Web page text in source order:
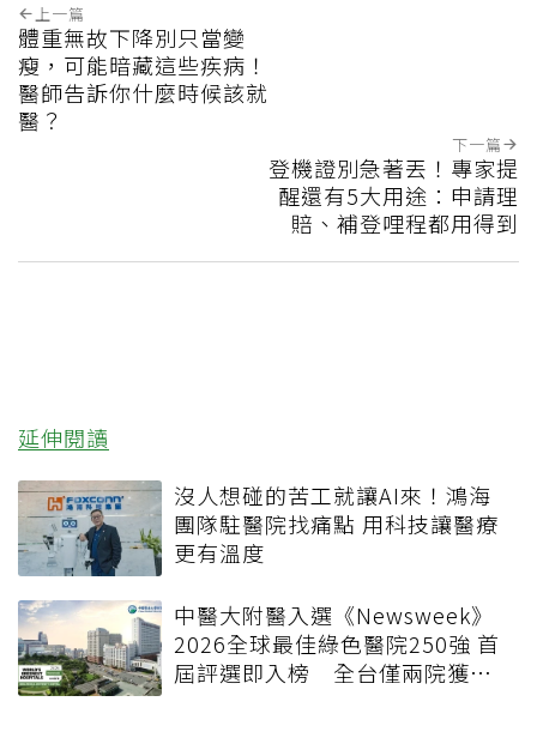
上一篇
體重無故下降別只當變
瘦，可能暗藏這些疾病！
醫師告訴你什麼時候該就
醫？
下一篇
登機證別急著丟！專家提
醒還有5大用途：申請理
賠、補登哩程都用得到
延伸閱讀
沒人想碰的苦工就讓AI來！鴻海
團隊駐醫院找痛點 用科技讓醫療
更有溫度
中醫大附醫入選《Newsweek》
2026全球最佳綠色醫院250強 首
屆評選即入榜 全台僅兩院獲